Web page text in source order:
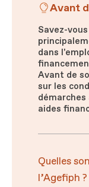
Avant
Savez-
dans
Avant de
sur les
aides
Quelles
l’Agefiph ?